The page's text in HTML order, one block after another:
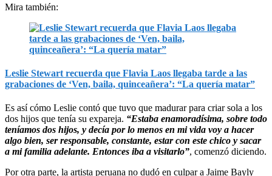
Mira también:
Leslie Stewart recuerda que Flavia Laos llegaba tarde a las
grabaciones de ‘Ven, baila, quinceañera’: “La quería matar”
Es así cómo Leslie contó que tuvo que madurar para criar sola a los
dos hijos que tenía su expareja. “Estaba enamoradísima, sobre todo
teníamos dos hijos, y decía por lo menos en mi vida voy a hacer
algo bien, ser responsable, constante, estar con este chico y sacar
a mi familia adelante. Entonces iba a visitarlo”, comenzó diciendo.
Por otra parte, la artista peruana no dudó en culpar a Jaime Bayly